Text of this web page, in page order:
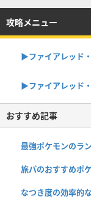
攻略メニュー
▶︎ファイアレッド
▶︎ファイアレッド
おすすめ記事
最強ポケモンのラ
旅パのおすすめポ
なつき度の効率的